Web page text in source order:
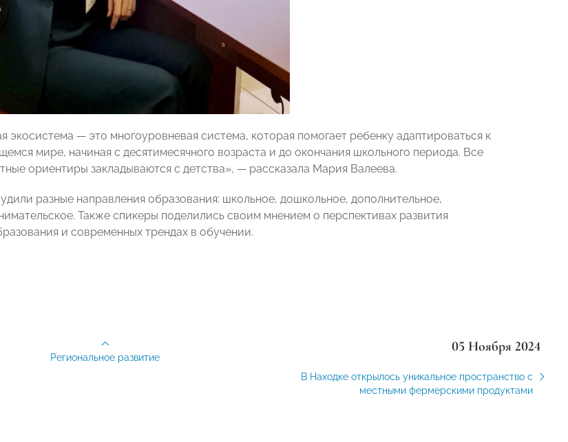
экосистема — это многоуровневая система, которая помогает ребенку адаптироваться к
мире, начиная с десятимесячного возраста и до окончания школьного периода. Все
ориентиры закладываются с детства», — рассказала Мария Валеева.
разные направления образования: школьное, дошкольное, дополнительное,
Также спикеры поделились своим мнением о перспективах развития
и современных трендах в обучении.
05 Ноября 2024
В Находке открылось уникальное пространство с
местными фермерскими продуктами
Региональное развитие